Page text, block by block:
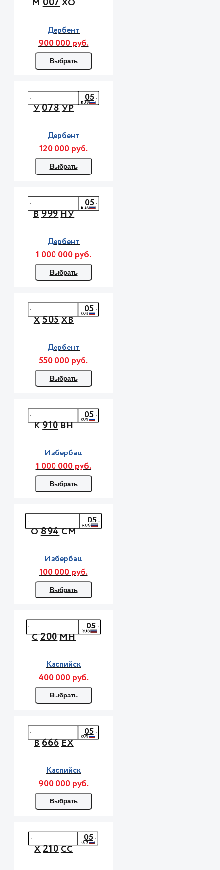
М ХО
Дербент
900 000 руб.
Выбрать
У078УР
05
Дербент
120 000 руб.
Выбрать
В999НУ
05
Дербент
1 000 000 руб.
Выбрать
Х505ХВ
05
Дербент
550 000 руб.
Выбрать
К910ВН
05
Избербаш
1 000 000 руб.
Выбрать
О894СМ
05
Избербаш
100 000 руб.
Выбрать
С200МН
05
Каспийск
400 000 руб.
Выбрать
В666ЕХ
05
Каспийск
900 000 руб.
Выбрать
Х210СС
05